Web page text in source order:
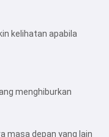
kelihatan apabila
menghiburkan
masa depan yang lain